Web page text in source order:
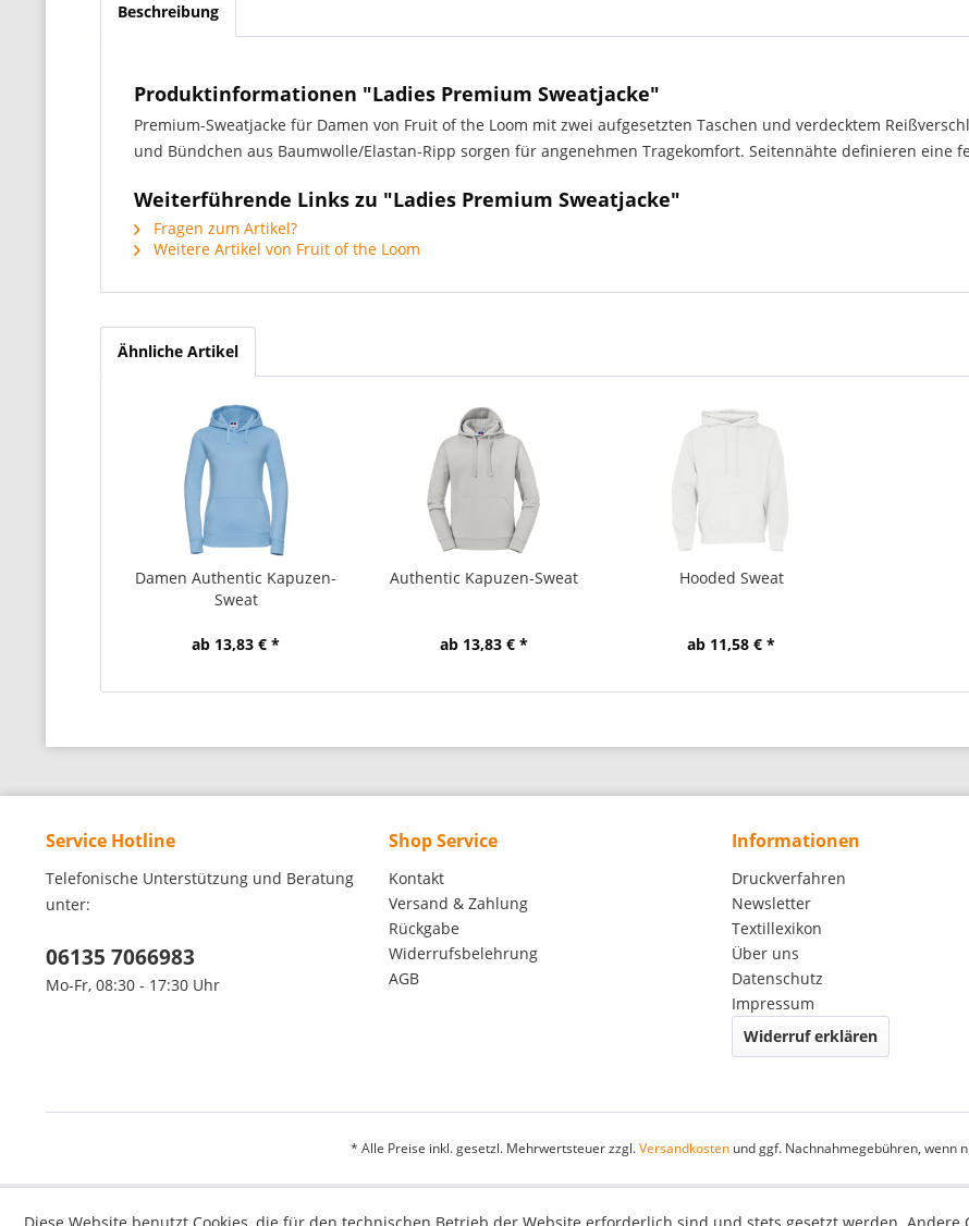
Beschreibung
Produktinformationen "Ladies Premium Sweatjacke"
Premium-Sweatjacke für Damen von Fruit of the Loom mit zwei aufgesetzten Taschen und verdecktem
und Bündchen aus Baumwolle/Elastan-Ripp sorgen für angenehmen Tragekomfort. Seitennähte definieren eine
Weiterführende Links zu "Ladies Premium Sweatjacke"
Fragen zum Artikel?
Weitere Artikel von Fruit of the Loom
Ähnliche Artikel
Damen Authentic Kapuzen-
Sweat
ab 13,83 € *
Authentic Kapuzen-Sweat
ab 13,83 € *
Hooded Sweat
ab 11,58 € *
Service Hotline
Telefonische Unterstützung und Beratung
unter:
06135 7066983
Mo-Fr, 08:30 - 17:30 Uhr
Shop Service
Kontakt
Versand & Zahlung
Rückgabe
Widerrufsbelehrung
AGB
Informationen
Druckverfahren
Newsletter
Textillexikon
Über uns
Datenschutz
Impressum
Widerruf erklären
* Alle Preise inkl. gesetzl. Mehrwertsteuer zzgl.Versandkostenund ggf. Nachnahmegebühren, wenn